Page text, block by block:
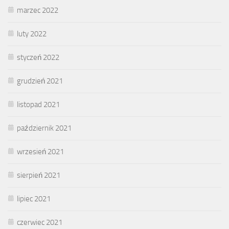
marzec 2022
luty 2022
styczeń 2022
grudzień 2021
listopad 2021
październik 2021
wrzesień 2021
sierpień 2021
lipiec 2021
czerwiec 2021